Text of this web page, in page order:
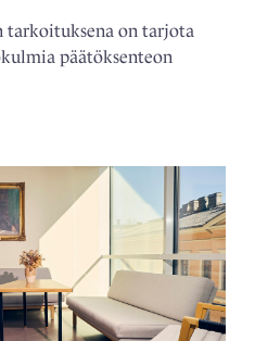
tarkoituksena on tarjota
päätöksenteon